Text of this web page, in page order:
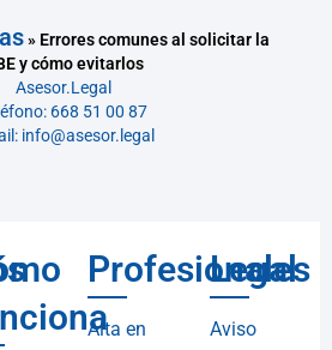
» Errores comunes al solicitar la
y cómo evitarlos
Asesor.Legal
668 51 00 87
info@asesor.legal
Profesionales
Alta en
Legal
Aviso